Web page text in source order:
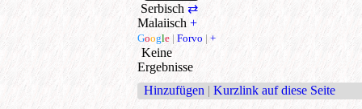
Serbisch ⇄
Malaiisch +
Google | Forvo | +
Keine
Ergebnisse
Hinzufügen | Kurzlink auf diese Seite